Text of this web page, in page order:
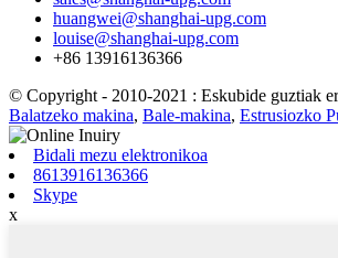
huangwei@shanghai-upg.com
louise@shanghai-upg.com
+86 13916136366
© Copyright - 2010-2021 : Eskubide guztiak
Balatzeko makina, Bale-makina, Estrusiozko
Bidali mezu elektronikoa
8613916136366
Skype
x